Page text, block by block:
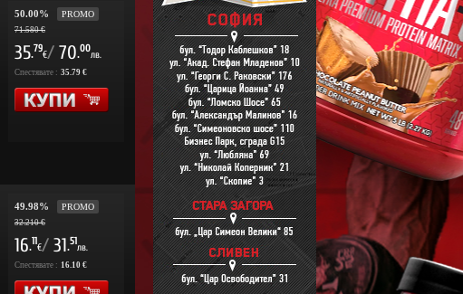
50.00% PROMO
71.580 €
35.79
€/ 70.00
лв.
Спестявате : 35.79 €
49.98% PROMO
32.210 €
16.11
€/ 31.51
лв.
Спестявате : 16.10 €